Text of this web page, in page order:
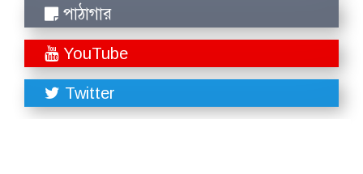
পাঠাগার
YouTube
Twitter